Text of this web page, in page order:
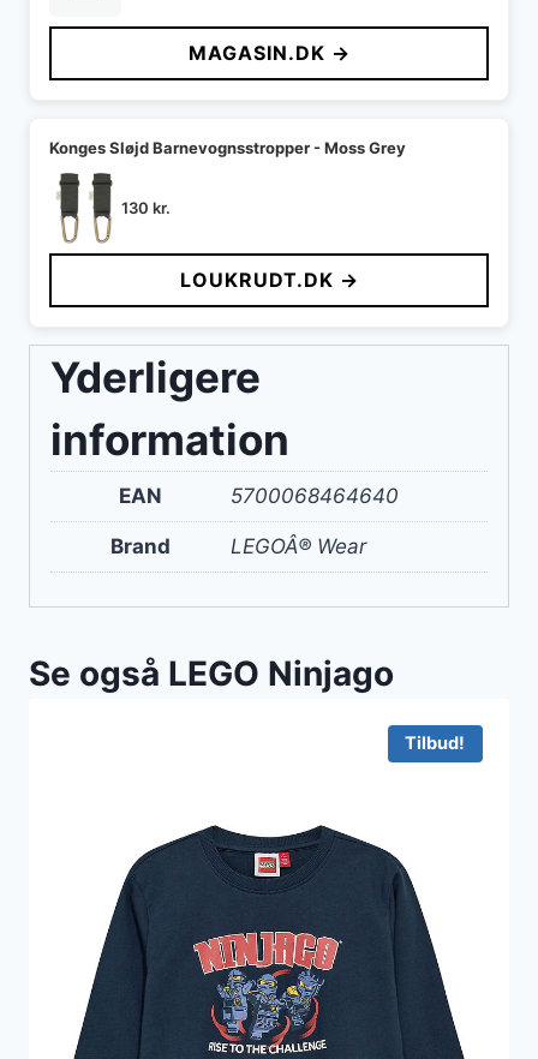
pris
var:
149 kr..
pris
er:
75 kr..
MAGASIN.DK →
Konges Sløjd Barnevognsstropper - Moss Grey
130 kr.
LOUKRUDT.DK →
Yderligere
information
EAN 5700068464640
Brand LEGOÂ® Wear
Se også LEGO Ninjago
Tilbud!